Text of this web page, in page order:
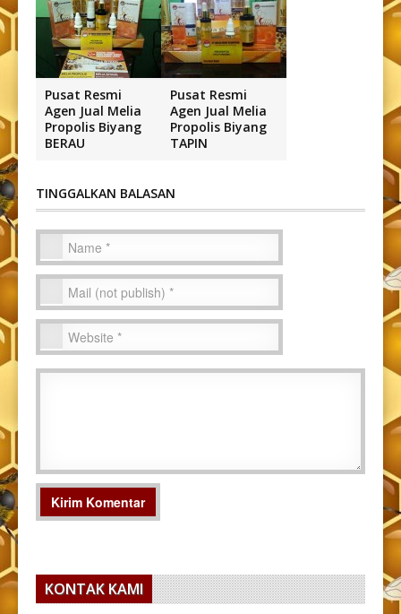
Pusat Resmi
Agen Jual Melia
Propolis Biyang
BERAU
Pusat Resmi
Agen Jual Melia
Propolis Biyang
TAPIN
TINGGALKAN BALASAN
KONTAK KAMI